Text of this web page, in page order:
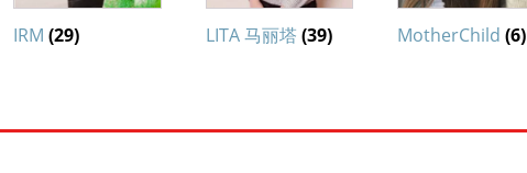
IRM (29) LITA 马丽塔 (39) MotherChild(6)